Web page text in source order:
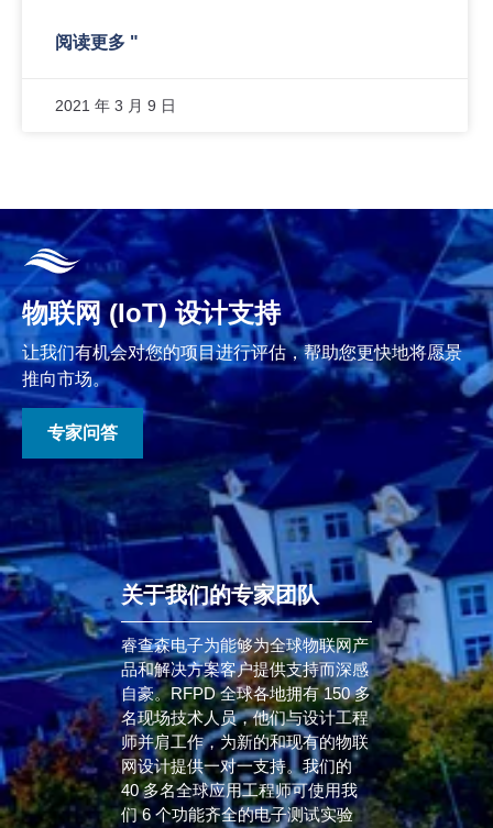
阅读更多 "
2021 年 3 月 9 日
物联网 (IoT) 设计支持
让我们有机会对您的项目进行评估，帮助您更快地将愿景
推向市场。
专家问答
关于我们的专家团队
睿查森电子为能够为全球物联网产
品和解决方案客户提供支持而深感
自豪。RFPD 全球各地拥有 150 多
名现场技术人员，他们与设计工程
师并肩工作，为新的和现有的物联
网设计提供一对一支持。我们的
40 多名全球应用工程师可使用我
们 6 个功能齐全的电子测试实验